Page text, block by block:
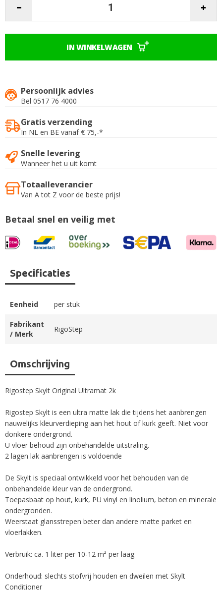
afbeeldingen-
IN WINKELWAGEN
Persoonlijk advies
Bel 0517 76 4000
Gratis verzending
In NL en BE vanaf € 75,-*
Snelle levering
Wanneer het u uit komt
Totaalleverancier
Van A tot Z voor de beste prijs!
Betaal snel en veilig met
Omschrijving
Rigostep Skylt Original Ultramat 2k
Rigostep Skylt is een ultra matte lak die tijdens het aanbrengen
nauwelijks kleurverdieping aan het hout of kurk geeft. Niet voor
donkere ondergrond.
U vloer behoud zijn onbehandelde uitstraling.
2 lagen lak aanbrengen is voldoende
De Skylt is speciaal ontwikkeld voor het behouden van de
onbehandelde kleur van de ondergrond.
Toepasbaat op hout, kurk, PU vinyl en linolium, beton en minerale
ondergronden.
Weerstaat glansstrepen beter dan andere matte parket en
vloerlakken.
Verbruik: ca. 1 liter per 10-12 m² per laag
Onderhoud: slechts stofvrij houden en dweilen met Skylt
Conditioner
Specificaties
Eenheid per stuk
Fabrikant
/ Merk
RigoStep